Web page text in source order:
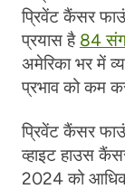
प्रिवेंट कैंसर
प्रयास है 84
अमेरिका भर में
प्रभाव को कम
प्रिवेंट कैंसर
व्हाइट हाउस
2024 को